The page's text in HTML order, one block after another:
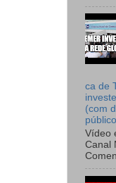
ca de
(com
Vídeo
Canal